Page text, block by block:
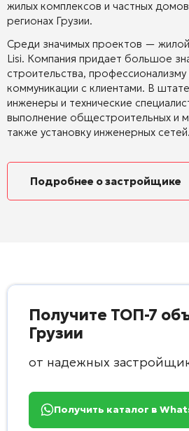
жилых комплексов и частных
регионах Грузии.
Среди значимых проектов —
Lisi. Компания придает большое
строительства,
коммуникации с клиентами. В
инженеры и технические
выполнение общестроительных и
также установку инженерных сетей.
Подробнее о застройщике
Получите ТОП-7
Грузии
от надежных
Получить каталог в